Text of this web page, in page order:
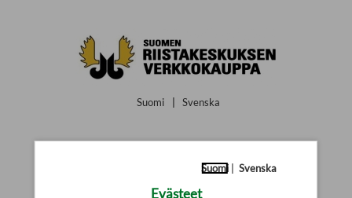
Suomi Svenska
Suomi| Svenska
Evästeet